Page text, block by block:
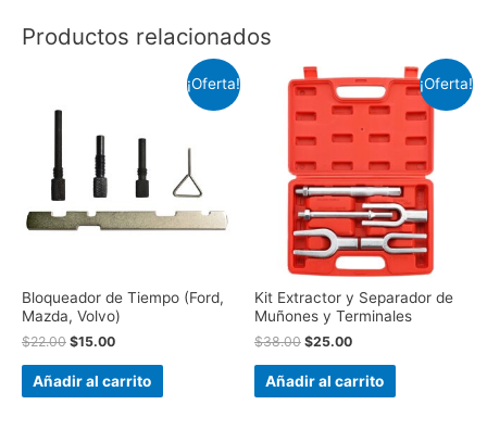
Productos relacionados
¡Oferta!
Bloqueador de Tiempo (Ford,
Mazda, Volvo)
$22.00 $15.00
Añadir al carrito
¡Oferta!
Kit Extractor y Separador de
Muñones y Terminales
$38.00 $25.00
Añadir al carrito